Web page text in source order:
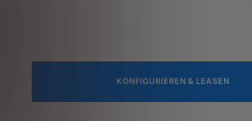
KONFIGURIEREN & LEASEN